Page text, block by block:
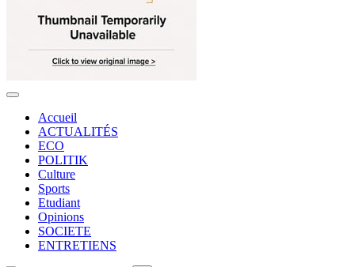
Accueil
ACTUALITÉS
ECO
POLITIK
Culture
Sports
Etudiant
Opinions
SOCIETE
ENTRETIENS